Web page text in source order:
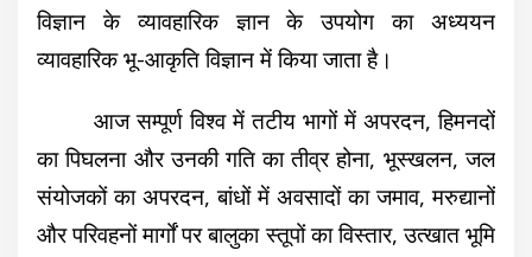
विज्ञान के व्यावहारिक ज्ञान के उपयोग का अध्ययन
व्यावहारिक भू-आकृति विज्ञान में किया जाता है।
आज सम्पूर्ण विश्व में तटीय भागों में अपरदन, हिमनदों
का पिघलना और उनकी गति का तीव्र होना, भूस्खलन, जल
संयोजकों का अपरदन, बांधों में अवसादों का जमाव, मरुद्यानों
और परिवहनों मार्गों पर बालुका स्तूपों का विस्तार, उत्खात भूमि